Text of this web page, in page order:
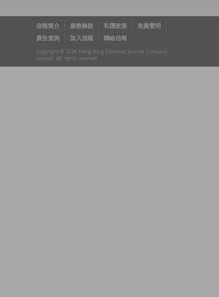
信報簡介 服務條款 私隱政策
免責聲明
廣告查詢
加入信報 聯絡信報
Copyright © 2026 Hong Kong Economic Journal Company
Limited. All rights reserved.